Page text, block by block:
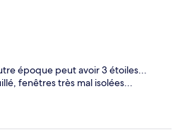
époque peut avoir 3 étoiles...
fenêtres très mal isolées...